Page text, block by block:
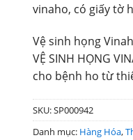
vinaho, có giấy tờ
Vệ sinh họng
VỆ SINH HỌNG
cho bệnh ho từ
SKU:SP000942
Danh mục: Hàng Hóa,